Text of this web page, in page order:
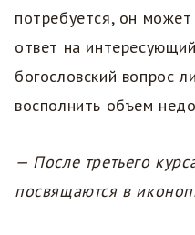
потребуется, он
ответ на
богословский вопрос
восполнить объем
— После третьего
посвящаются в